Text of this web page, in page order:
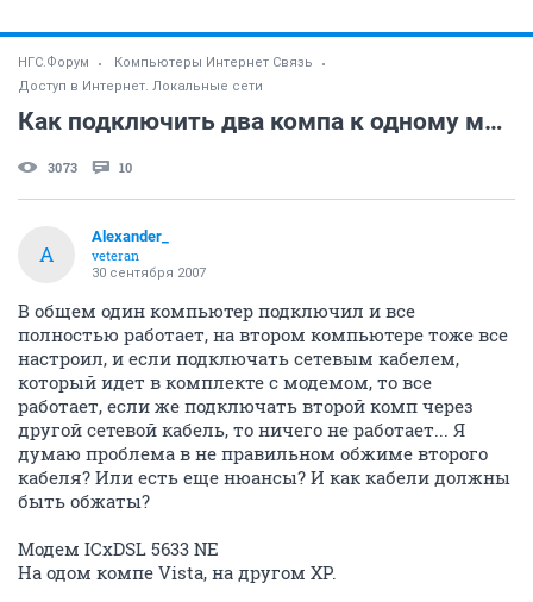
НГС.Форум
Компьютеры Интернет Связь
Доступ в Интернет. Локальные сети
Как подключить два компа к одному модему?
3073 10
A
Alexander_
veteran
30 сентября 2007
В общем один компьютер подключил и все
полностью работает, на втором компьютере тоже все
настроил, и если подключать сетевым кабелем,
который идет в комплекте с модемом, то все
работает, если же подключать второй комп через
другой сетевой кабель, то ничего не работает... Я
думаю проблема в не правильном обжиме второго
кабеля? Или есть еще нюансы? И как кабели должны
быть обжаты?
Модем ICxDSL 5633 NE
На одом компе Vista, на другом XP.